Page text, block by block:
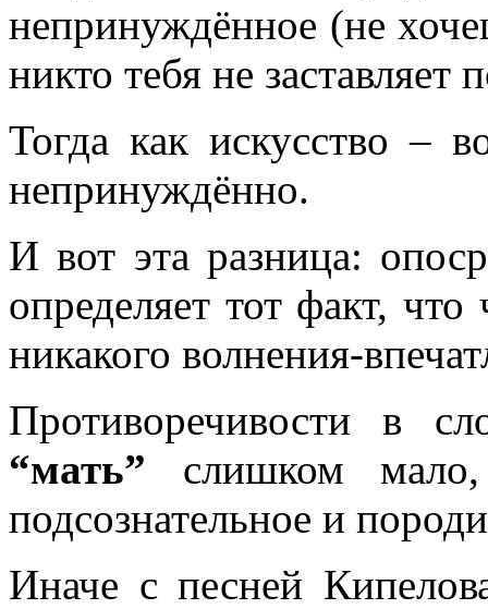
непринуждённое (не
никто тебя не заставляет
Тогда как искусство –
непринуждённо.
И вот эта разница:
определяет тот факт,
никакого волнения-
Противоречивости в
“мать” слишком
подсознательное и
Иначе с песней